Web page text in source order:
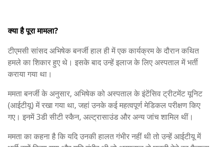
क्या है पूरा मामला?
टीएमसी सांसद अभिषेक बनर्जी हाल ही में एक कार्यक्रम के दौरान कथित
हमले का शिकार हुए थे। इसके बाद उन्हें इलाज के लिए अस्पताल में भर्ती
कराया गया था।
ममता बनर्जी के अनुसार, अभिषेक को अस्पताल के इंटेंसिव ट्रीटमेंट यूनिट
(आईटीयू) में रखा गया था, जहां उनके कई महत्वपूर्ण मेडिकल परीक्षण किए
गए। इनमें 3डी सीटी स्कैन, अल्ट्रासाउंड और अन्य जांच शामिल थीं।
ममता का कहना है कि यदि उनकी हालत गंभीर नहीं थी तो उन्हें आईटीयू में